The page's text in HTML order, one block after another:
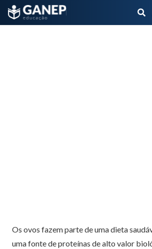
Os ovos fazem parte de uma dieta
uma fonte de proteínas de alto valor